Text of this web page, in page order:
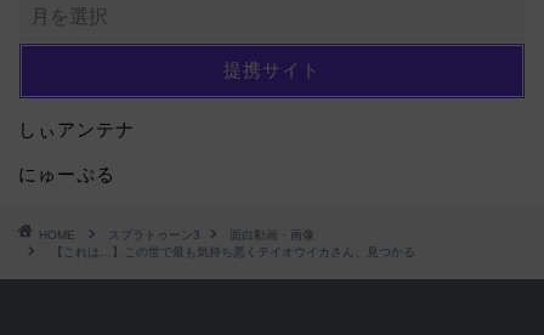
提携サイト
しぃアンテナ
にゅーぷる
HOME スプラトゥーン3
面白動画・画像
【これは…】この世で最も気持ち悪くテイオウイカさん、見つかる